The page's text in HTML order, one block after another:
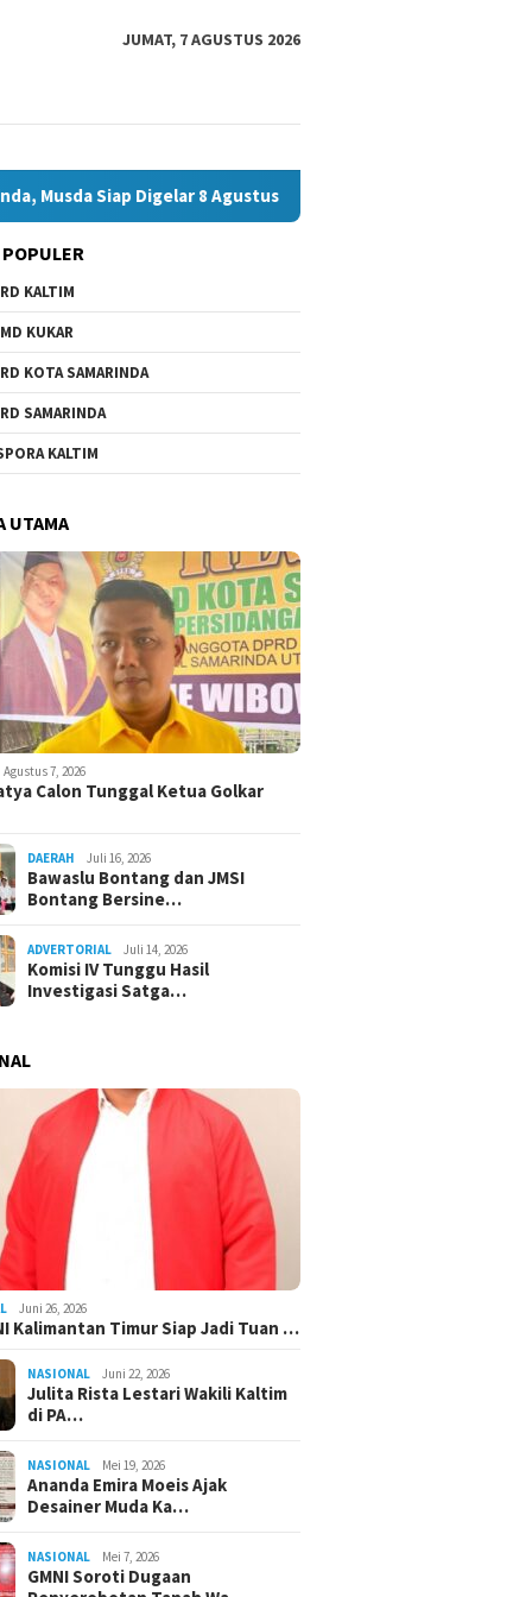
JUMAT, 7 AGUSTUS 2026
Digelar 8 Agustus 2026 Bawaslu Bontang dan JMSI
KALTIM
KUKAR
KOTA SAMARINDA
SAMARINDA
KALTIM
UTAMA
Agustus 7, 2026
Calon Tunggal Ketua Golkar
DAERAH Juli 16, 2026
Bawaslu Bontang dan JMSI
Bontang Bersine…
ADVERTORIAL Juli 14, 2026
Komisi IV Tunggu Hasil
Investigasi Satga…
Juni 26, 2026
Kalimantan Timur Siap Jadi Tuan …
NASIONAL Juni 22, 2026
Julita Rista Lestari Wakili Kaltim
di PA…
NASIONAL Mei 19, 2026
Ananda Emira Moeis Ajak
Desainer Muda Ka…
NASIONAL Mei 7, 2026
GMNI Soroti Dugaan